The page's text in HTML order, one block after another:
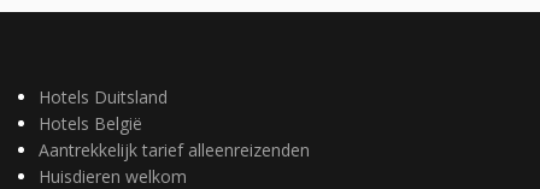
Hotels Duitsland
Hotels België
Aantrekkelijk tarief alleenreizenden
Huisdieren welkom